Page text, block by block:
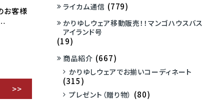
お客様
ライカム通信 (779)
かりゆしウェア移動販売！！マンゴハウスバス
アイランド号
(19)
商品紹介 (667)
かりゆしウェアでお揃いコーディネート
(315)
プレゼント（贈り物） (80)